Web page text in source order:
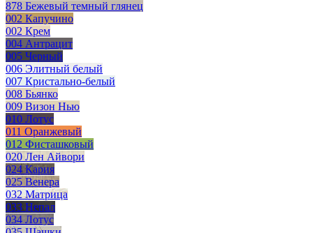
878 Бежевый темный глянец
002 Капучино
002 Крем
004 Антрацит
005 Черный
006 Элитный белый
007 Кристально-белый
008 Бьянко
009 Визон Нью
010 Лотус
011 Оранжевый
012 Фисташковый
020 Лен Айвори
024 Кария
025 Венера
032 Матрица
033 Непал
034 Лотус